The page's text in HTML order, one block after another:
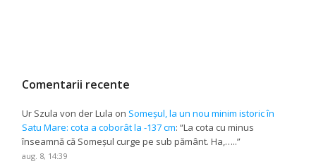
Comentarii recente
Ur Szula von der Lula on Someșul, la un nou minim istoric în
Satu Mare: cota a coborât la -137 cm: “La cota cu minus
înseamnă că Someșul curge pe sub pământ. Ha,…..”
aug. 8, 14:39